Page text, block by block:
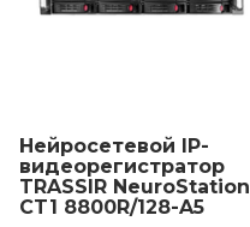
Нейросетевой IP-
видеорегистратор
TRASSIR NeuroStation
CT1 8800R/128-A5